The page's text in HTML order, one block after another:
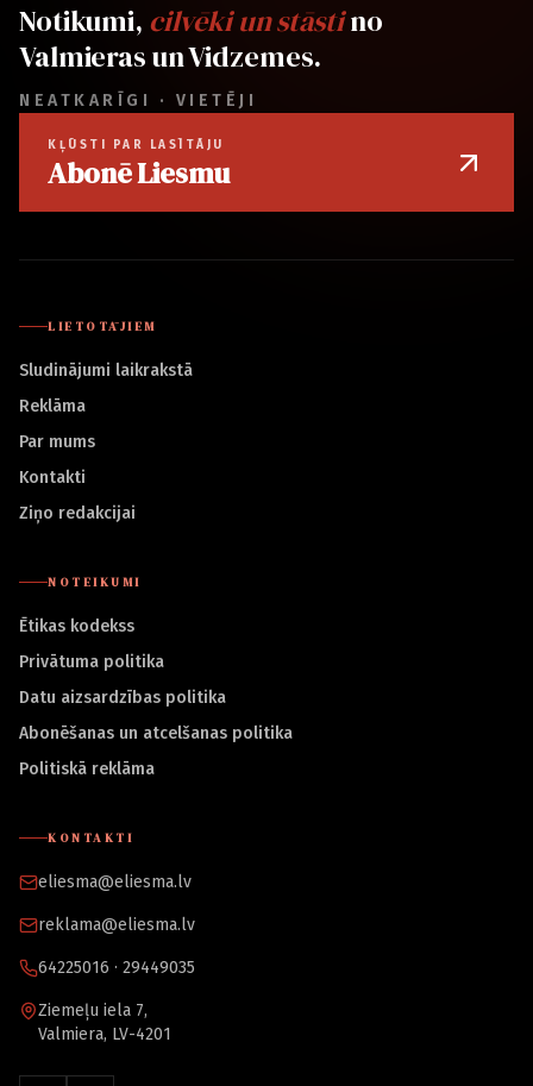
Notikumi, cilvēki un stāstino
Valmieras un Vidzemes.
NEATKARĪGI · VIETĒJI
KĻŪSTI PAR LASĪTĀJU
Abonē Liesmu
LIETOTĀJIEM
Sludinājumi laikrakstā
Reklāma
Par mums
Kontakti
Ziņo redakcijai
NOTEIKUMI
Ētikas kodekss
Privātuma politika
Datu aizsardzības politika
Abonēšanas un atcelšanas politika
Politiskā reklāma
KONTAKTI
eliesma@eliesma.lv
reklama@eliesma.lv
64225016 · 29449035
Ziemeļu iela 7,
Valmiera, LV-4201